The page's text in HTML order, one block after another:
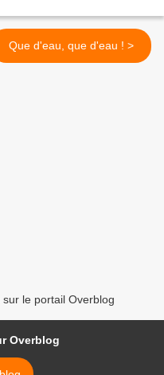
Que d'eau, que d'eau ! >
le portail Overblog
Overblog